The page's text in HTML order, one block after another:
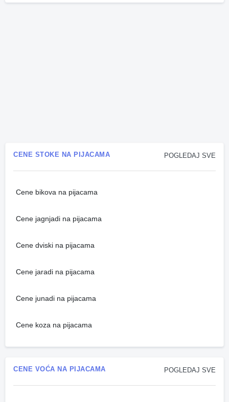
POGLEDAJ SVE
CENE STOKE NA PIJACAMA
Cene bikova na pijacama
Cene jagnjadi na pijacama
Cene dviski na pijacama
Cene jaradi na pijacama
Cene junadi na pijacama
Cene koza na pijacama
POGLEDAJ SVE
CENE VOĆA NA PIJACAMA